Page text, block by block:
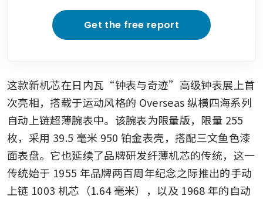
Get the free report
这款新机芯在日内瓦“钟表与奇迹”高级钟表展上首
次亮相，搭载于运动风格的 Overseas 纵横四海系列
自动上链超薄腕表中。该腕表为限量版，限量 255
枚，采用 39.5 毫米 950 铂金表壳，搭配三文鱼色漆
面表盘。它也延续了品牌研发纤薄机芯的传统，这一
传统始于 1955 年品牌两百周年纪念之际推出的手动
上链 1003 机芯（1.64 毫米），以及 1968 年的自动